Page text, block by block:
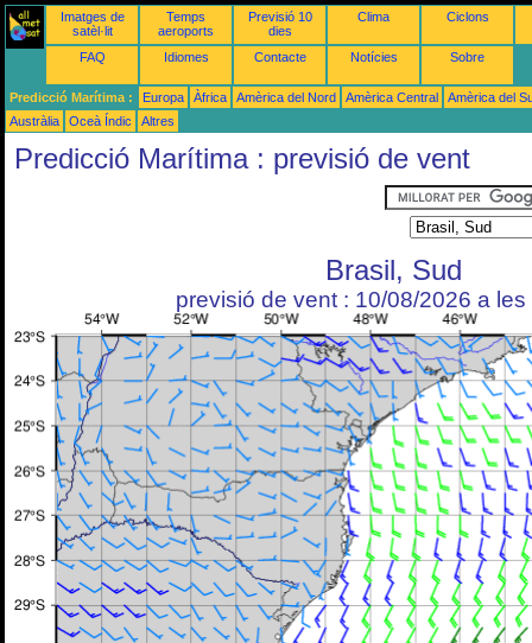
Imatges de
satèl·lit
Temps
aeroports
Previsió 10
dies
Clima Ciclons
FAQ Idiomes Contacte Notícies Sobre
Predicció Marítima : Europa Àfrica Amèrica del Nord Amèrica Central
Amèrica del
Austràlia
Oceà Índic Altres
Predicció Marítima : previsió de vent
Brasil, Sud
previsió de vent : 10/08/2026 a les